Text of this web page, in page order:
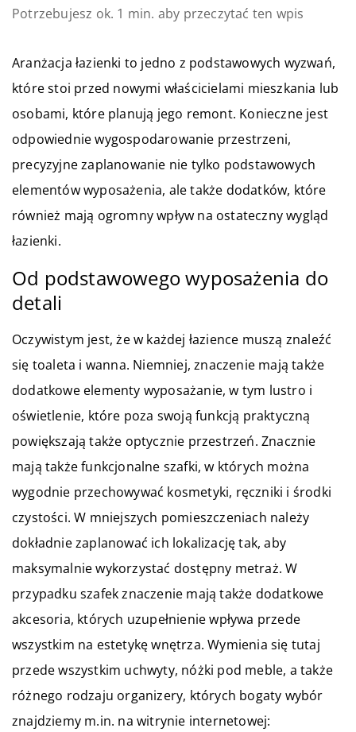
Potrzebujesz ok. 1 min. aby przeczytać ten wpis
Aranżacja łazienki to jedno z podstawowych wyzwań,
które stoi przed nowymi właścicielami mieszkania lub
osobami, które planują jego remont. Konieczne jest
odpowiednie wygospodarowanie przestrzeni,
precyzyjne zaplanowanie nie tylko podstawowych
elementów wyposażenia, ale także dodatków, które
również mają ogromny wpływ na ostateczny wygląd
łazienki.
Od podstawowego wyposażenia do
detali
Oczywistym jest, że w każdej łazience muszą znaleźć
się toaleta i wanna. Niemniej, znaczenie mają także
dodatkowe elementy wyposażanie, w tym lustro i
oświetlenie, które poza swoją funkcją praktyczną
powiększają także optycznie przestrzeń. Znacznie
mają także funkcjonalne szafki, w których można
wygodnie przechowywać kosmetyki, ręczniki i środki
czystości. W mniejszych pomieszczeniach należy
dokładnie zaplanować ich lokalizację tak, aby
maksymalnie wykorzystać dostępny metraż. W
przypadku szafek znaczenie mają także dodatkowe
akcesoria, których uzupełnienie wpływa przede
wszystkim na estetykę wnętrza. Wymienia się tutaj
przede wszystkim uchwyty, nóżki pod meble, a także
różnego rodzaju organizery, których bogaty wybór
znajdziemy m.in. na witrynie internetowej: